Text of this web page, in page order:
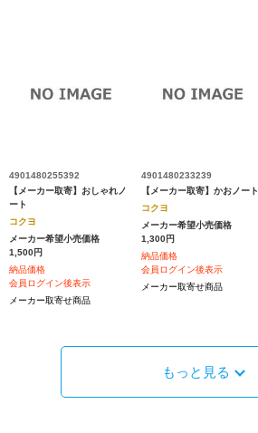
4901480255392
【メーカー取寄】おしゃれノ
ート
コクヨ
メーカー希望小売価格
1,500円
納品価格
会員ログイン後表示
メーカー取寄せ商品
4901480233239
【メーカー取寄】かおノート
コクヨ
メーカー希望小売価格
1,300円
納品価格
会員ログイン後表示
メーカー取寄せ商品
もっと見る